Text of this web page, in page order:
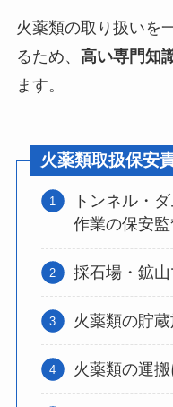
火薬類の取り扱いを
るため、 高い専門知
ます。
火薬類取扱保安
トンネル・
作業の保安監
採石場・鉱
火薬類の貯
火薬類の運